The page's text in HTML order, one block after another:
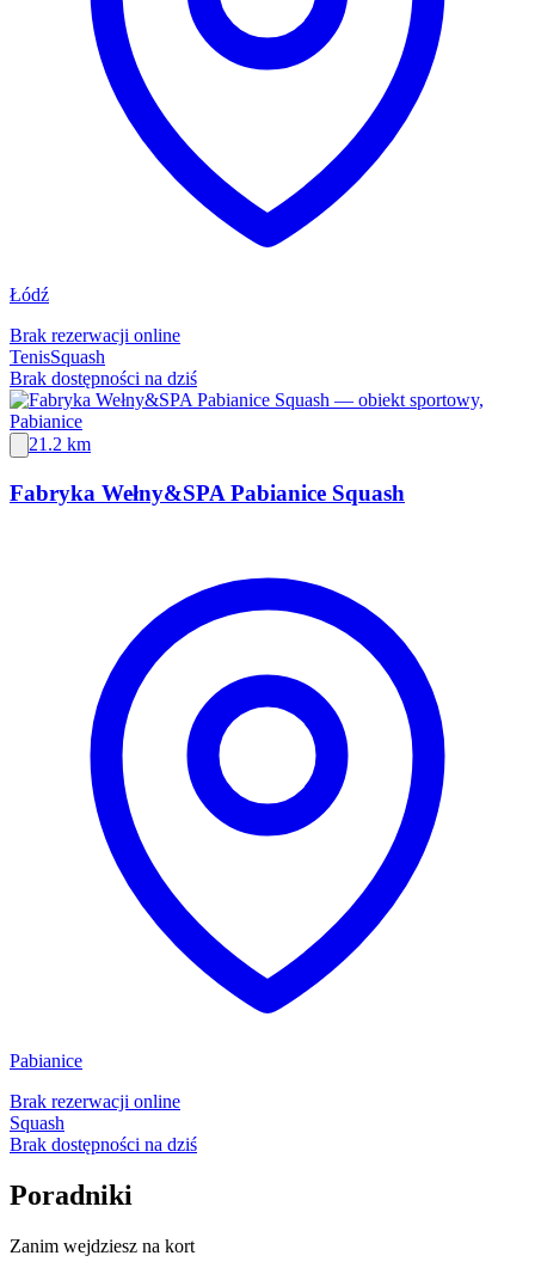
Łódź
Brak rezerwacji online
TenisSquash
Brak dostępności na dziś
21.2 km
Fabryka Wełny&SPA Pabianice Squash
Pabianice
Brak rezerwacji online
Squash
Brak dostępności na dziś
Poradniki
Zanim wejdziesz na kort